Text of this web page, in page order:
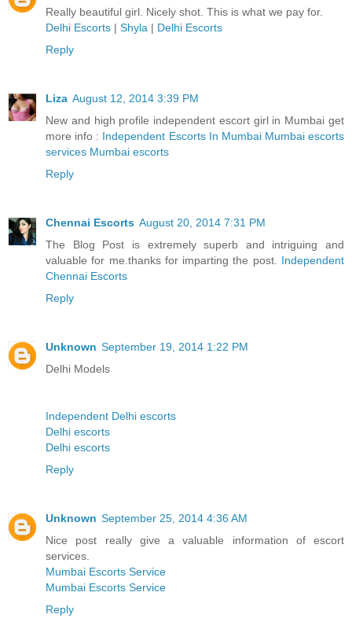
Really beautiful girl. Nicely shot. This is what we pay for.
Delhi Escorts | Shyla | Delhi Escorts
Reply
Liza August 12, 2014 3:39 PM
New and high profile independent escort girl in Mumbai get
more info : Independent Escorts In Mumbai Mumbai escorts
services Mumbai escorts
Reply
Chennai Escorts August 20, 2014 7:31 PM
The Blog Post is extremely superb and intriguing and
valuable for me.thanks for imparting the post. Independent
Chennai Escorts
Reply
Unknown September 19, 2014 1:22 PM
Delhi Models
Independent Delhi escorts
Delhi escorts
Delhi escorts
Reply
Unknown September 25, 2014 4:36 AM
Nice post really give a valuable information of escort
services.
Mumbai Escorts Service
Mumbai Escorts Service
Reply